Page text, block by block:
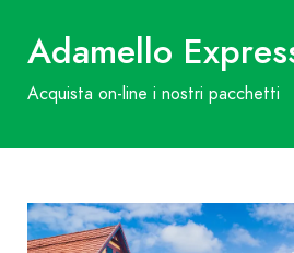
Adamello
Acquista on-line i nostri pacchetti